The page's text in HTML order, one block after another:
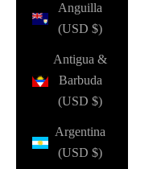
Anguilla
(USD $)
Antigua &
Barbuda
(USD $)
Argentina
(USD $)